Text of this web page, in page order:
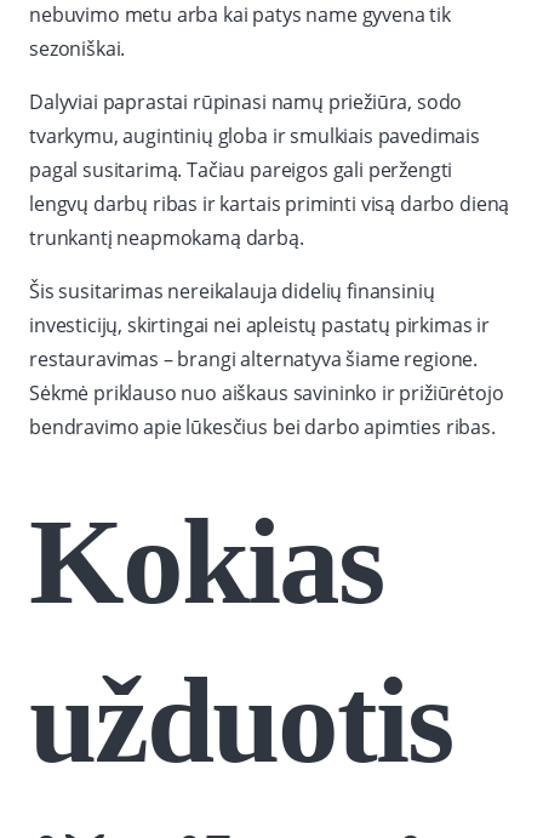
nebuvimo metu arba kai patys name gyvena tik
sezoniškai.
Dalyviai paprastai rūpinasi namų priežiūra, sodo
tvarkymu, augintinių globa ir smulkiais pavedimais
pagal susitarimą. Tačiau pareigos gali peržengti
lengvų darbų ribas ir kartais priminti visą darbo dieną
trunkantį neapmokamą darbą.
Šis susitarimas nereikalauja didelių finansinių
investicijų, skirtingai nei apleistų pastatų pirkimas ir
restauravimas – brangi alternatyva šiame regione.
Sėkmė priklauso nuo aiškaus savininko ir prižiūrėtojo
bendravimo apie lūkesčius bei darbo apimties ribas.
Kokias
užduotis